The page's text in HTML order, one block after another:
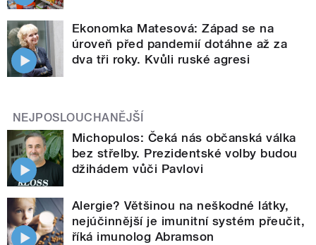
Ekonomka Matesová: Západ se na
úroveň před pandemií dotáhne až za
dva tři roky. Kvůli ruské agresi
NEJPOSLOUCHANĚJŠÍ
Michopulos: Čeká nás občanská válka
bez střelby. Prezidentské volby budou
džihádem vůči Pavlovi
Alergie? Většinou na neškodné látky,
nejúčinnější je imunitní systém přeučit,
říká imunolog Abramson